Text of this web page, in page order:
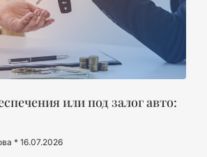
или под залог авто:
16.07.2026